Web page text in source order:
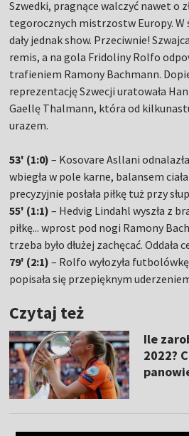
Szwedki, pragnące walczyć nawet o
tegorocznych mistrzostw Europy. W
dały jednak show. Przeciwnie!
remis, a na gola Fridoliny Rolfo
trafieniem Ramony Bachmann.
reprezentację Szwecji uratowała
Gaellę Thalmann, która od
urazem.
53' (1:0) – Kosovare Asllani
wbiegła w pole karne, balansem
precyzyjnie posłała piłkę tuż przy
55' (1:1) – Hedvig Lindahl wyszła z
piłkę... wprost pod nogi Ramony
trzeba było dłużej zachęcać. Oddała
79' (2:1) – Rolfo wyłozyła
popisała się przepięknym
Czytaj też
Ile
2022?